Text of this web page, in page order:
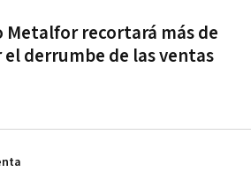
Metalfor recortará más de
derrumbe de las ventas